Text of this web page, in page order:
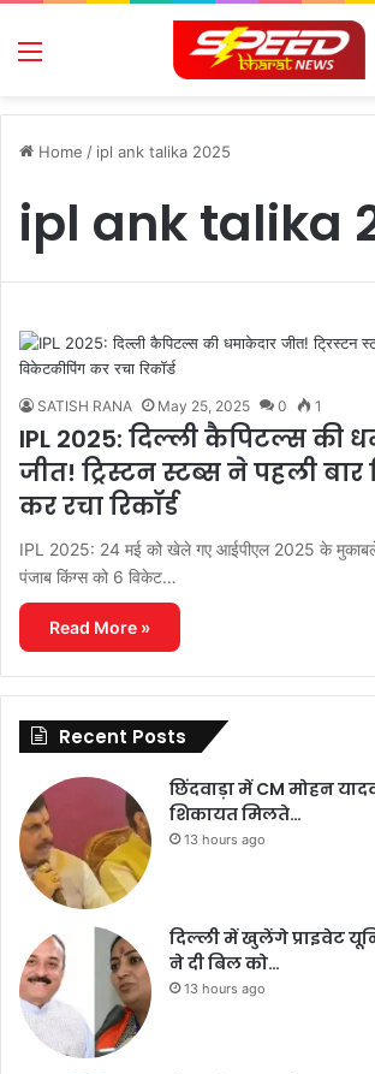
Menu
Home / ipl ank talika 2025
ipl ank talika
SATISH RANA May 25, 2025 0 1
IPL 2025: दिल्ली कैपिटल्स की
जीत! ट्रिस्टन स्टब्स ने पहली
कर रचा रिकॉर्ड
IPL 2025: 24 मई को खेले गए आईपीएल 2025 के मुकाबले
पंजाब किंग्स को 6 विकेट…
Read More »
Recent Posts
छिंदवाड़ा में CM मोहन
शिकायत मिलते…
13 hours ago
दिल्ली में खुलेंगे प्राइवेट
ने दी बिल को…
13 hours ago